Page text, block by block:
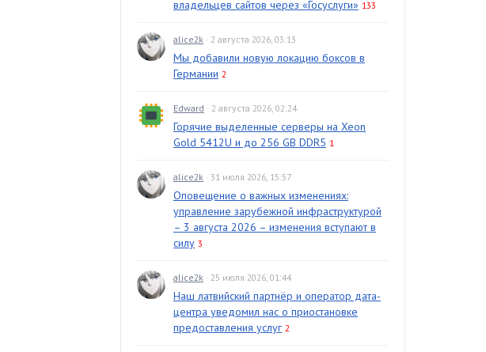
владельцев сайтов через «Госуслуги» 133
alice2k · 2 августа 2026, 03:13
Мы добавили новую локацию боксов в
Германии 2
Edward · 2 августа 2026, 02:24
Горячие выделенные серверы на Xeon
Gold 5412U и до 256 GB DDR5 1
alice2k · 31 июля 2026, 15:57
Оповещение о важных изменениях:
управление зарубежной инфраструктурой
– 3 августа 2026 – изменения вступают в
силу 3
alice2k · 25 июля 2026, 01:44
Наш латвийский партнёр и оператор дата-
центра уведомил нас о приостановке
предоставления услуг 2